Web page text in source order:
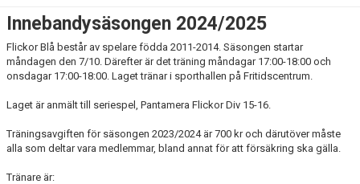
TRUPPEN
BILDGALLERI
DOKUMENT
KONTAKT
Innebandysäsongen 2024/2025
Flickor Blå består av spelare födda 2011-2014. Säsongen startar
måndagen den 7/10. Därefter är det träning måndagar 17:00-18:00 och
onsdagar 17:00-18:00. Laget tränar i sporthallen på Fritidscentrum.
Laget är anmält till seriespel, Pantamera Flickor Div 15-16.
Träningsavgiften för säsongen 2023/2024 är 700 kr och därutöver måste
alla som deltar vara medlemmar, bland annat för att försäkring ska gälla.
Tränare är: